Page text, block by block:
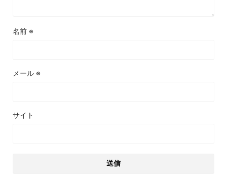
名前 ※
メール ※
サイト